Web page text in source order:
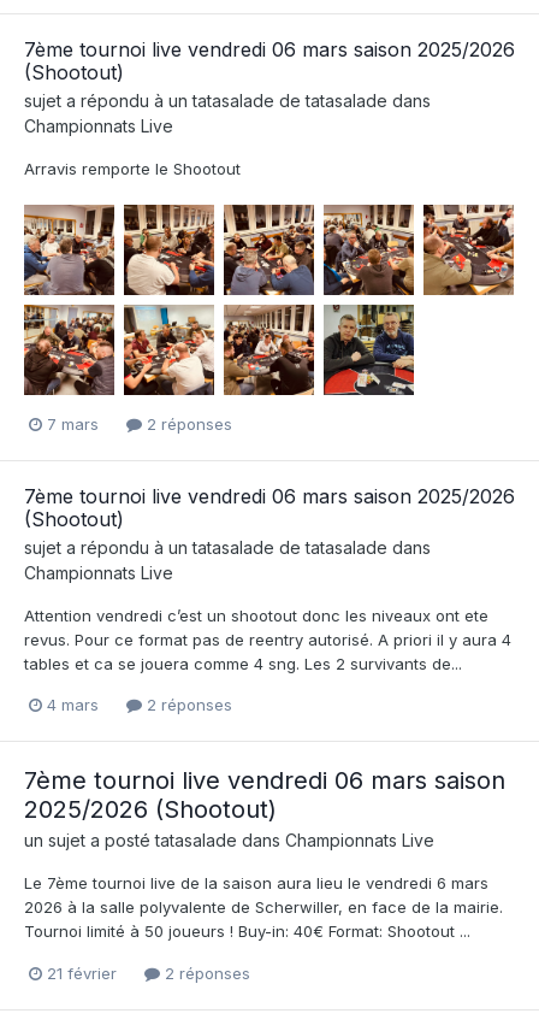
7ème tournoi live vendredi 06 mars saison 2025/2026
(Shootout)
sujet a répondu à untatasalade detatasalade dans
Championnats Live
Arravis remporte le Shootout
7 mars 2 réponses
7ème tournoi live vendredi 06 mars saison 2025/2026
(Shootout)
sujet a répondu à untatasalade detatasalade dans
Championnats Live
Attention vendredi c’est un shootout donc les niveaux ont ete
revus. Pour ce format pas de reentry autorisé. A priori il y aura 4
tables et ca se jouera comme 4 sng. Les 2 survivants de...
4 mars 2 réponses
7ème tournoi live vendredi 06 mars saison
2025/2026 (Shootout)
un sujet a postétatasalade dans Championnats Live
Le 7ème tournoi live de la saison aura lieu le vendredi 6 mars
2026 à la salle polyvalente de Scherwiller, en face de la mairie.
Tournoi limité à 50 joueurs ! Buy-in: 40€ Format: Shootout ...
21 février 2 réponses